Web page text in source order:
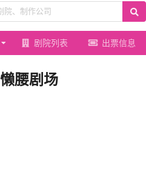
剧院列表 出票信息
腰剧场